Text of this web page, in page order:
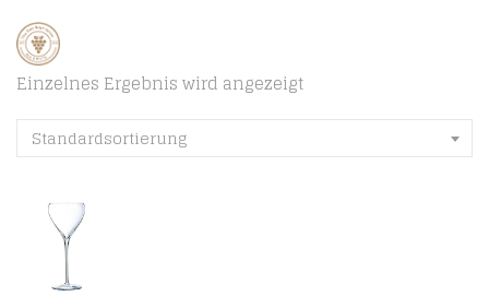
Einzelnes Ergebnis wird angezeigt
Standardsortierung